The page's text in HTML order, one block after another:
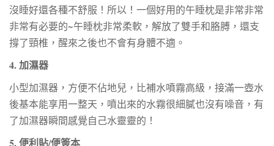
沒睡好還各種不舒服！所以！一個好用的午睡枕是非常非常
非常有必要的~午睡枕非常柔軟，解放了雙手和胳膊，還支
撐了頸椎，醒來之後也不會有身體不適。
4. 加濕器
小型加濕器，方便不佔地兒，比補水噴霧高級，接滿一壺水
後基本能享用一整天，噴出來的水霧很細膩也沒有噪音，有
了加濕器瞬間感覺自己水靈靈的！
5. 便利貼/便簽本